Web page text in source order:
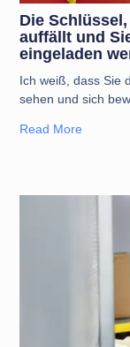
Die
auffällt und
eingeladen
Ich weiß, dass Sie
sehen und sich
Read More